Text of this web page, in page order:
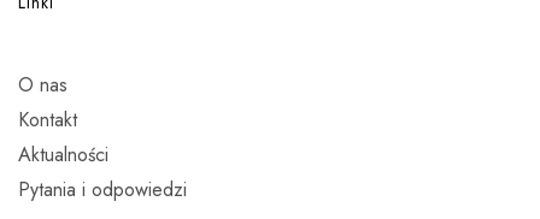
O nas
Kontakt
Aktualności
Pytania i odpowiedzi